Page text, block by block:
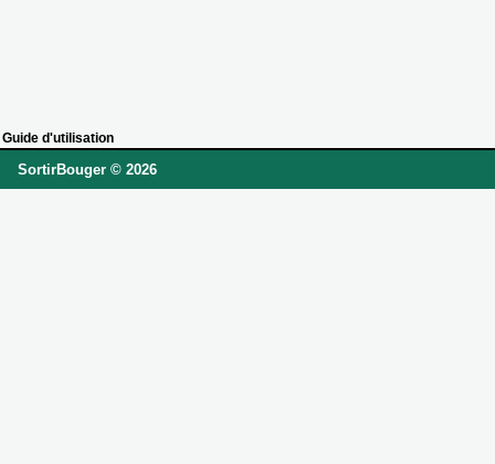
Guide d'utilisation
SortirBouger © 2026